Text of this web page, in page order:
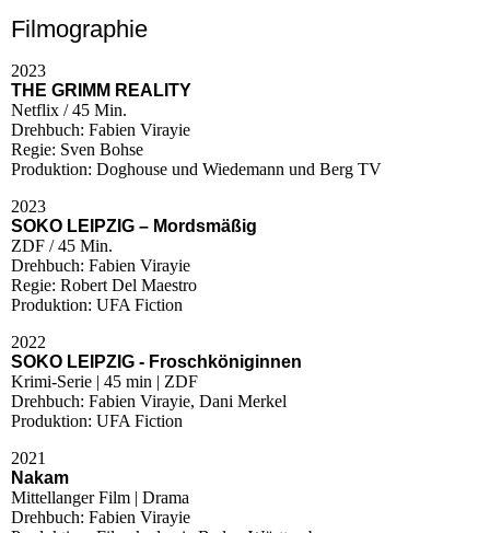
Filmographie
2023
THE GRIMM REALITY
Netflix / 45 Min.
Drehbuch: Fabien Virayie
Regie: Sven Bohse
Produktion: Doghouse und Wiedemann und Berg TV
2023
SOKO LEIPZIG – Mordsmäßig
ZDF / 45 Min.
Drehbuch: Fabien Virayie
Regie: Robert Del Maestro
Produktion: UFA Fiction
2022
SOKO LEIPZIG - Froschköniginnen
Krimi-Serie | 45 min | ZDF
Drehbuch: Fabien Virayie, Dani Merkel
Produktion: UFA Fiction
2021
Nakam
Mittellanger Film | Drama
Drehbuch: Fabien Virayie